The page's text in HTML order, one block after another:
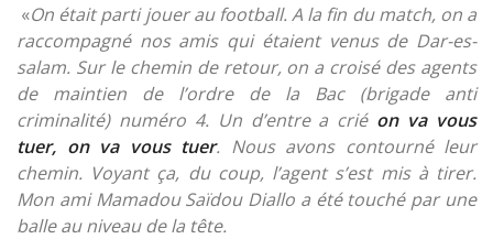
«On était parti jouer au football. A la fin du match, on a
raccompagné nos amis qui étaient venus de Dar-es-
salam. Sur le chemin de retour, on a croisé des agents
de maintien de l’ordre de la Bac (brigade anti
criminalité) numéro 4. Un d’entre a crié on va vous
tuer, on va vous tuer. Nous avons contourné leur
chemin. Voyant ça, du coup, l’agent s’est mis à tirer.
Mon ami Mamadou Saïdou Diallo a été touché par une
balle au niveau de la tête.